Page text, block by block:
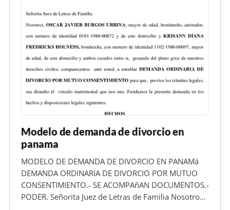
Modelo de demanda de divorcio en
panama
MODELO DE DEMANDA DE DIVORCIO EN PANAMá
DEMANDA ORDINARIA DE DIVORCIO POR MUTUO
CONSENTIMIENTO.- SE ACOMPAñAN DOCUMENTOS.-
PODER. Señorita Juez de Letras de Familia Nosotros,